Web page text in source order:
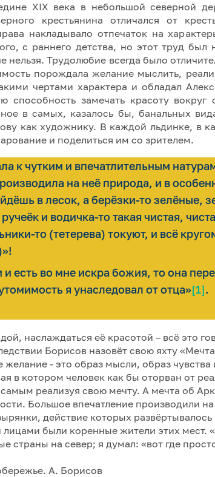
XIX века в небольшой северной
крестьянина отличался от
накладывало отпечаток на
с раннего детства, но этот труд
нельзя. Трудолюбие всегда было
порождала желание мыслить,
чертами характера и обладал
способность замечать красоту
в самых, казалось бы, банальных
как художнику. В каждой льдинке, в
и поделиться им со зрителем.
к чутким и впечатлительным
на неё природа, и в
в лесок, а берёзки-то зелёные,
и водичка-то такая чистая,
то (тетерева) токуют, и всё
есть во мне искра божия, то она
я унаследовал от отца»[1].
наслаждаться её красотой – всё это
Борисов назовёт свою яхту
- это образ мысли, образ
в котором человек как бы оторван от
реализуя свою мечту. А мечта об
Большое впечатление производили на
действие которых развёртывалось
были коренные жители этих мест.
страны на север; я думал: «вот где